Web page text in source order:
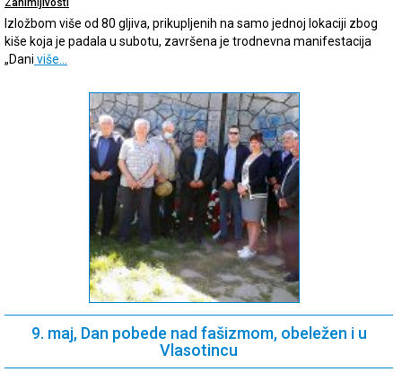
Izložbom više od 80 gljiva, prikupljenih na samo jednoj lokaciji zbog
kiše koja je padala u subotu, završena je trodnevna manifestacija
„Dani više…
9. maj, Dan pobede nad fašizmom, obeležen i u
Vlasotincu